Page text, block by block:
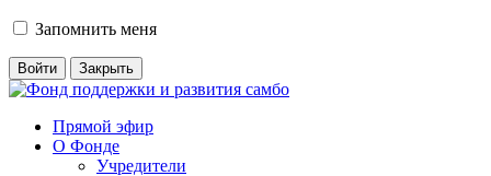
Запомнить меня
Прямой эфир
О Фонде
Учредители